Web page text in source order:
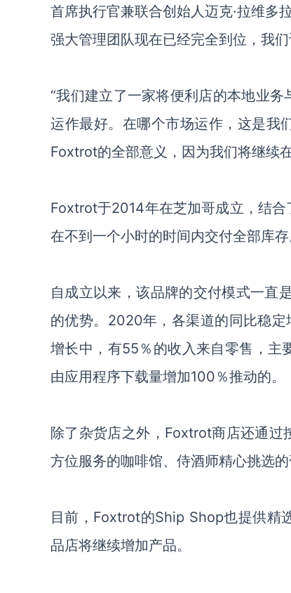
首席执行官兼联合创始人迈克·拉维多
强大管理团队现在已经完全到位，我
“我们建立了一家将便利店的本地业
运作最好。 在哪个市场运作，这是我
Foxtrot的全部意义，因为我们将继续
Foxtrot于2014年在芝加哥成立，结
在不到一个小时的时间内交付全部库
自成立以来，该品牌的交付模式一直
的优势。 2020年，各渠道的同比稳
增长中，有55％的收入来自零售，主
由应用程序下载量增加100％推动的。
除了杂货店之外， Foxtrot商店还通过
方位服务的咖啡馆、 侍酒师精心挑选的
目前， Foxtrot的Ship Shop也提供精
品店将继续增加产品。